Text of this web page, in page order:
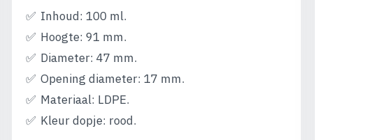
Inhoud: 100 ml.
Hoogte: 91 mm.
Diameter: 47 mm.
Opening diameter: 17 mm.
Materiaal: LDPE.
Kleur dopje: rood.